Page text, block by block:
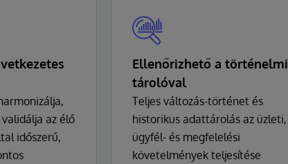
az élő
időszerű,
Ellenőrizhető a történelmi
tárolóval
Teljes változás-történet és
historikus adattárolás az üzleti,
ügyfél- és megfelelési
követelmények teljesítése